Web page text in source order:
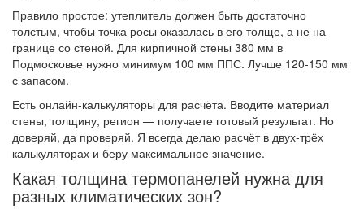
Правило простое: утеплитель должен быть достаточно
толстым, чтобы точка росы оказалась в его толще, а не на
границе со стеной. Для кирпичной стены 380 мм в
Подмосковье нужно минимум 100 мм ППС. Лучше 120-150 мм
с запасом.
Есть онлайн-калькуляторы для расчёта. Вводите материал
стены, толщину, регион — получаете готовый результат. Но
доверяй, да проверяй. Я всегда делаю расчёт в двух-трёх
калькуляторах и беру максимальное значение.
Какая толщина термопанелей нужна для
разных климатических зон?